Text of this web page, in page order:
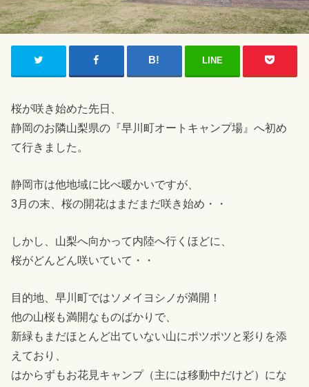
LINE
桜が咲き始めた先日、
静岡のお隣山梨県の『早川町オートキャンプ場』へ初め
て行きました。
静岡市は他地域に比べ暖かいですが、
3月の末、桜の開花はまだまだ咲き始め・・
しかし、山梨へ向かって内陸へ行くほどに、
桜がどんどん咲いていて・・
目的地、早川町ではソメイヨシノが満開！
他の山桜も満開なものばかりで、
新緑もまだほとんど出ていない山にポツポツと彩りを添
えており、
はからずもお花見キャンプ（主には移動中だけど）にな